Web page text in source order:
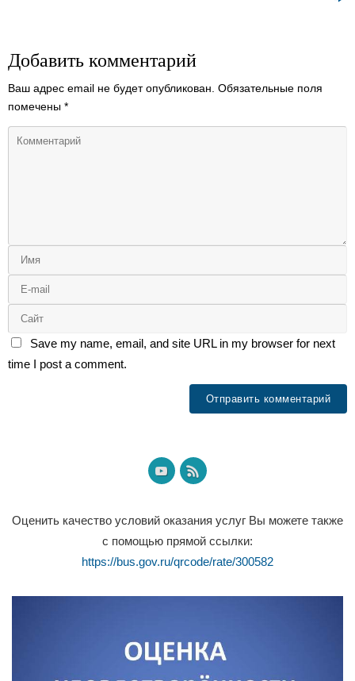
Добавить комментарий
Ваш адрес email не будет опубликован. Обязательные поля
помечены *
Save my name, email, and site URL in my browser for next
time I post a comment.
Оценить качество условий оказания услуг Вы можете также
с помощью прямой ссылки:
https://bus.gov.ru/qrcode/rate/300582